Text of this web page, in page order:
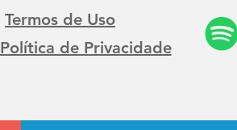
Termos de Uso
Política de Privacidade